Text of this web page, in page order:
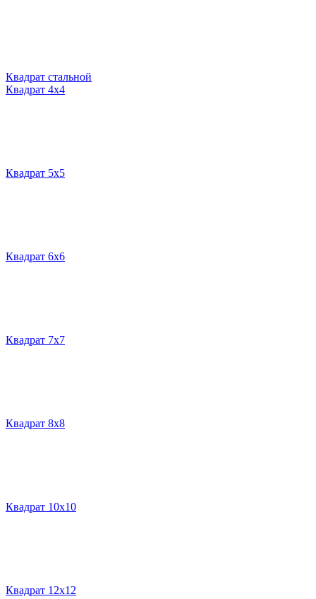
Квадрат стальной
Квадрат 4х4
Квадрат 5х5
Квадрат 6х6
Квадрат 7х7
Квадрат 8х8
Квадрат 10х10
Квадрат 12х12